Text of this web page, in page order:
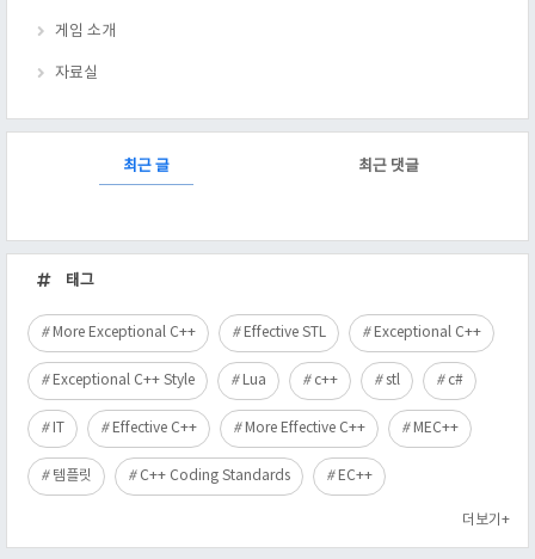
게임 소개
자료실
최근 글 최근 댓글
근
글
태그
More Exceptional C++ Effective STL Exceptional C++
Exceptional C++ Style Lua c++ stl c#
IT Effective C++ More Effective C++ MEC++
템플릿 C++ Coding Standards EC++
더보기+